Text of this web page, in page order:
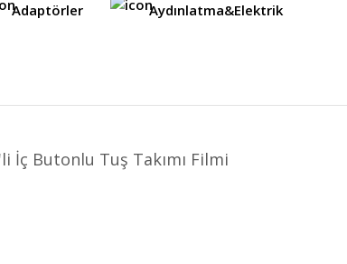
Adaptörler Aydınlatma&Elektrik
İç Butonlu Tuş Takımı Filmi